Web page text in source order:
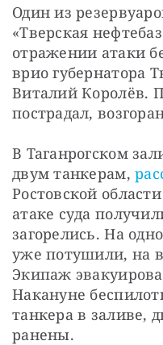
Один из
«Тверская
отражении атаки
врио губернатора
Виталий Королёв.
пострадал,
В Таганрогском
двум танкерам,
Ростовской
атаке суда
загорелись. На
уже потушили, на
Экипаж
Накануне
танкера в заливе,
ранены.